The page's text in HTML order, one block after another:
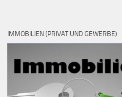
IMMOBILIEN (PRIVAT UND GEWERBE)